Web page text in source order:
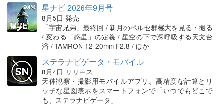
星ナビ 2026年9月号
8月5日 発売
「宇宙兄弟」最終回 / 新月のペルセ群極大を見る・撮る
/ 変わる「惑星」の定義 / 星空の下で深呼吸する天文台
浴 / TAMRON 12-20mm F2.8 / ほか
ステラナビゲータ・モバイル
8月4日 リリース
天体観察・撮影用モバイルアプリ。高精度な計算とリ
ッチな星図表示をスマートフォンで「いつでもどこで
も、ステラナビゲータ」